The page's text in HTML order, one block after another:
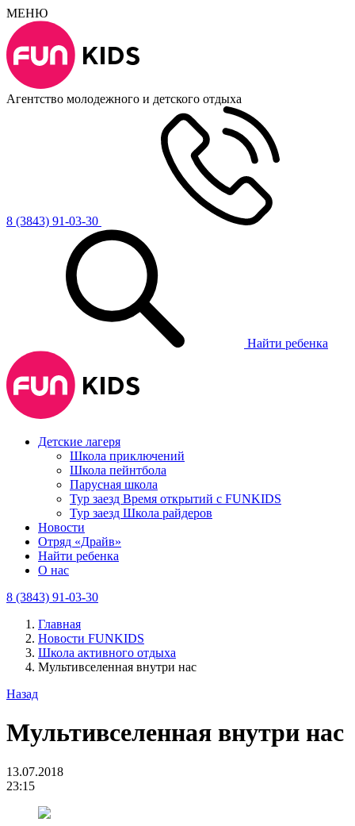
МЕНЮ
Агентство молодежного и детского отдыха
8 (3843) 91-03-30
Найти ребенка
Детские лагеря
Школа приключений
Школа пейнтбола
Парусная школа
Тур заезд Время открытий с FUNKIDS
Тур заезд Школа райдеров
Новости
Отряд «Драйв»
Найти ребенка
О нас
8 (3843) 91-03-30
Главная
Новости FUNKIDS
Школа активного отдыха
Мультивселенная внутри нас
Назад
Мультивселенная внутри нас
13.07.2018
23:15